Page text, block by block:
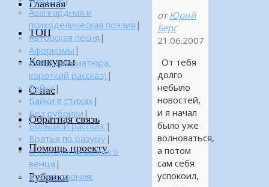
Главная
ТОП
Конкурсы
О нас
Обратная связь
Помощь проекту
Рубрики
от Юрий
Берг
21.06.2007
От тебя
долго
небыло
новостей,
и я начал
было уже
волноваться,
а потом
сам себя
успокоил,
Авангардная и
психоделическая поэзия |
Авторская песня |
Афоризмы |
Байка (миниатюра,
короткий рассказ) |
Байки|
Байки в стихах |
Без рубрики |
Большой рассказ. |
Братья по разуму|
В поисках алмазного
венца |
В поле зрения: